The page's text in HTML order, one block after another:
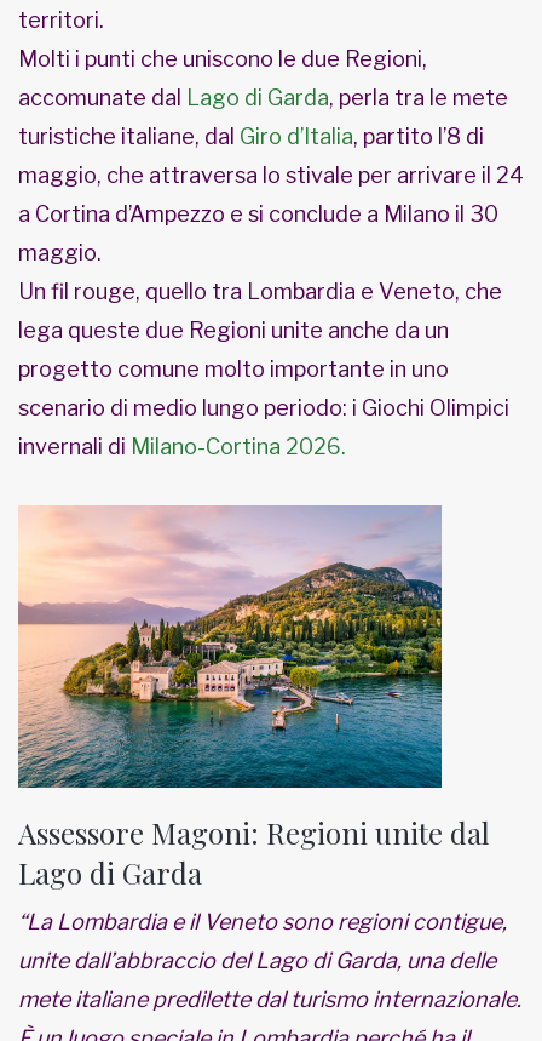
territori.
Molti i punti che uniscono le due Regioni,
accomunate dal Lago di Garda, perla tra le mete
turistiche italiane, dal Giro d’Italia, partito l’8 di
maggio, che attraversa lo stivale per arrivare il 24
a Cortina d’Ampezzo e si conclude a Milano il 30
maggio.
Un fil rouge, quello tra Lombardia e Veneto, che
lega queste due Regioni unite anche da un
progetto comune molto importante in uno
scenario di medio lungo periodo: i Giochi Olimpici
invernali di Milano-Cortina 2026.
Assessore Magoni: Regioni unite dal
Lago di Garda
“La Lombardia e il Veneto sono regioni contigue,
unite dall’abbraccio del Lago di Garda, una delle
mete italiane predilette dal turismo internazionale.